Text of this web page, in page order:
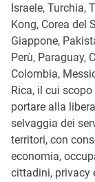
Israele, Turchia,
Kong, Corea del
Giappone,
Perù, Paraguay,
Colombia,
Rica, il cui
portare alla
selvaggia dei
territori, con
economia,
cittadini, privacy